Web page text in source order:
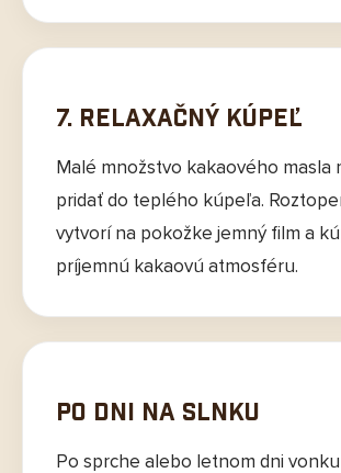
7. Relaxačný kúpeľ
Malé množstvo kakaového masla
pridať do teplého kúpeľa.
vytvorí na pokožke jemný film a
príjemnú kakaovú atmosféru.
Po dni na slnku
Po sprche alebo letnom dni